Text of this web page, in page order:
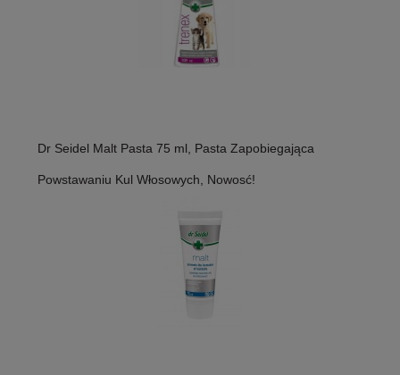
Dr Seidel Malt Pasta 75 ml, Pasta Zapobiegająca
Powstawaniu Kul Włosowych, Nowosć!